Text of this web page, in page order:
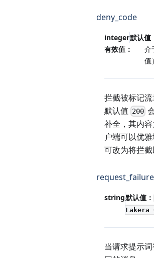
deny_code
integer默认值
有效值：
介
值
拦截被标记
默认值 200
补全，其内
户端可以优
可改为将拦
string默认值：
Lakera
当请求提示